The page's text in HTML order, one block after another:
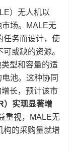
）无人机以
场。MALE无
任务而设计，使
或缺的资源。
型和容量的适
池。这种协同
长，预计该市
）实现显著增
重视，MALE无
构的采购量就增